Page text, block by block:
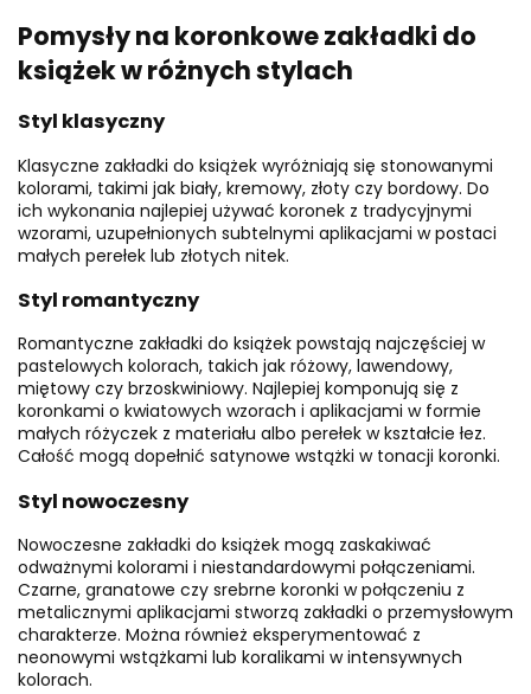
Pomysły na koronkowe zakładki do
książek w różnych stylach
Styl klasyczny
Klasyczne zakładki do książek wyróżniają się stonowanymi
kolorami, takimi jak biały, kremowy, złoty czy bordowy. Do
ich wykonania najlepiej używać koronek z tradycyjnymi
wzorami, uzupełnionych subtelnymi aplikacjami w postaci
małych perełek lub złotych nitek.
Styl romantyczny
Romantyczne zakładki do książek powstają najczęściej w
pastelowych kolorach, takich jak różowy, lawendowy,
miętowy czy brzoskwiniowy. Najlepiej komponują się z
koronkami o kwiatowych wzorach i aplikacjami w formie
małych różyczek z materiału albo perełek w kształcie łez.
Całość mogą dopełnić satynowe wstążki w tonacji koronki.
Styl nowoczesny
Nowoczesne zakładki do książek mogą zaskakiwać
odważnymi kolorami i niestandardowymi połączeniami.
Czarne, granatowe czy srebrne koronki w połączeniu z
metalicznymi aplikacjami stworzą zakładki o przemysłowym
charakterze. Można również eksperymentować z
neonowymi wstążkami lub koralikami w intensywnych
kolorach.